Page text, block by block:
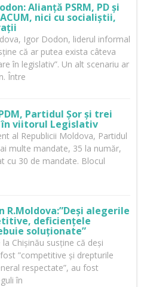
Alianță PSRM, PD și
nici cu socialiștii,
Igor Dodon, liderul informal
că ar putea exista câteva
în legislativ”. Un alt scenariu ar
Între
Partidul Șor și trei
viitorul Legislativ
al Republicii Moldova, Partidul
multe mandate, 35 la număr,
cu 30 de mandate. Blocul
R.Moldova:”Deși alegerile
deficiențele
soluționate”
Chișinău susține că deși
”competitive și drepturile
respectate”, au fost
în